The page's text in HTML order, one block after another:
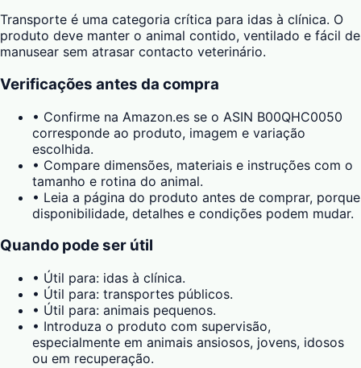
Transporte é uma categoria crítica para idas à clínica. O
produto deve manter o animal contido, ventilado e fácil de
manusear sem atrasar contacto veterinário.
Verificações antes da compra
• Confirme na Amazon.es se o ASIN B00QHC0050
corresponde ao produto, imagem e variação
escolhida.
• Compare dimensões, materiais e instruções com o
tamanho e rotina do animal.
• Leia a página do produto antes de comprar, porque
disponibilidade, detalhes e condições podem mudar.
Quando pode ser útil
• Útil para: idas à clínica.
• Útil para: transportes públicos.
• Útil para: animais pequenos.
• Introduza o produto com supervisão,
especialmente em animais ansiosos, jovens, idosos
ou em recuperação.